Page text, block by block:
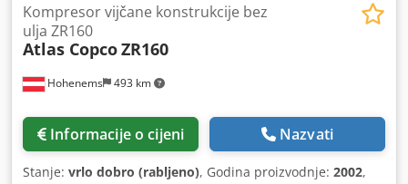
Hohenems 493 km
Kompresor vijčane konstrukcije bez
ulja ZR160
Atlas CopcoZR160
Informacije o cijeni Nazvati
Stanje: vrlo dobro (rabljeno), Godina proizvodnje: 2002,